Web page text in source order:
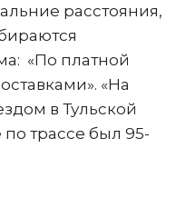
расстояния,
«По платной
«На
в Тульской
трассе был 95-